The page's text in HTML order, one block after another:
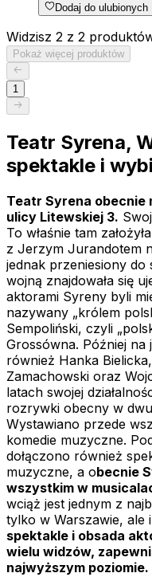
Dodaj do ulubionych
Widzisz 2 z 2
Pokaż więcej produktów
1
Teatr Syrena,
spektakle i
Teatr Syrena obecnie
ulicy Litewskiej 3.
To właśnie tam
z Jerzym Jurandotem
jednak przeniesiony do
wojną znajdowała się
aktorami Syreny byli
nazywany „królem
Sempoliński, czyli
Grossówna. Później na
również Hanka
Zamachowski oraz
latach swojej
rozrywki obecny w
Wystawiano przede
komedie muzyczne.
dołączono również
muzyczne, a obecnie
wszystkim w
wciąż jest jednym z
tylko w Warszawie, ale i
spektakle i obsada
wielu widzów,
najwyższym poziomie.